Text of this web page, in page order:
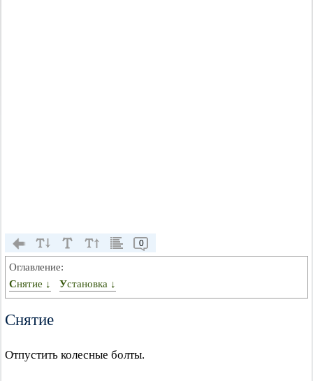
0
Оглавление:
Снятие ↓
Установка ↓
Снятие
Отпустить колесные болты.